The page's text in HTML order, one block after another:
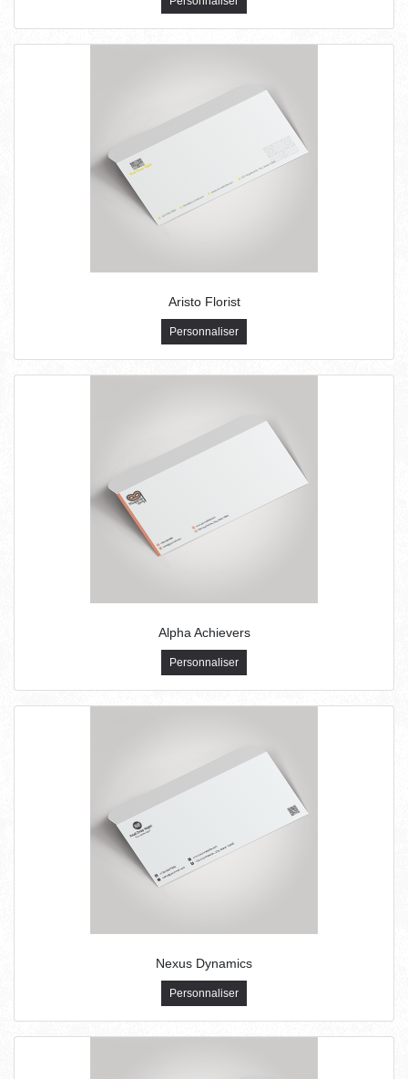
Aristo Florist
Personnaliser
Alpha Achievers
Personnaliser
Nexus Dynamics
Personnaliser